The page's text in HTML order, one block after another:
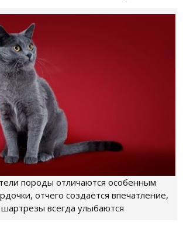
породы отличаются особенным
отчего создаётся впечатление,
всегда улыбаются